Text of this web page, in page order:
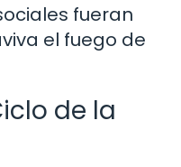
fueran
el fuego de
de la